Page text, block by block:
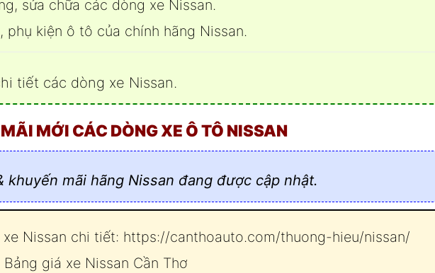
sửa chữa các dòng xe Nissan.
phụ kiện ô tô của chính hãng Nissan.
tiết các dòng xe Nissan.
MỚI CÁC DÒNG XE Ô TÔ NISSAN
khuyến mãi hãng Nissan đang được cập nhật.
Nissan chi tiết: https://canthoauto.com/thuong-hieu/nissan/
Bảng giá xe Nissan Cần Thơ